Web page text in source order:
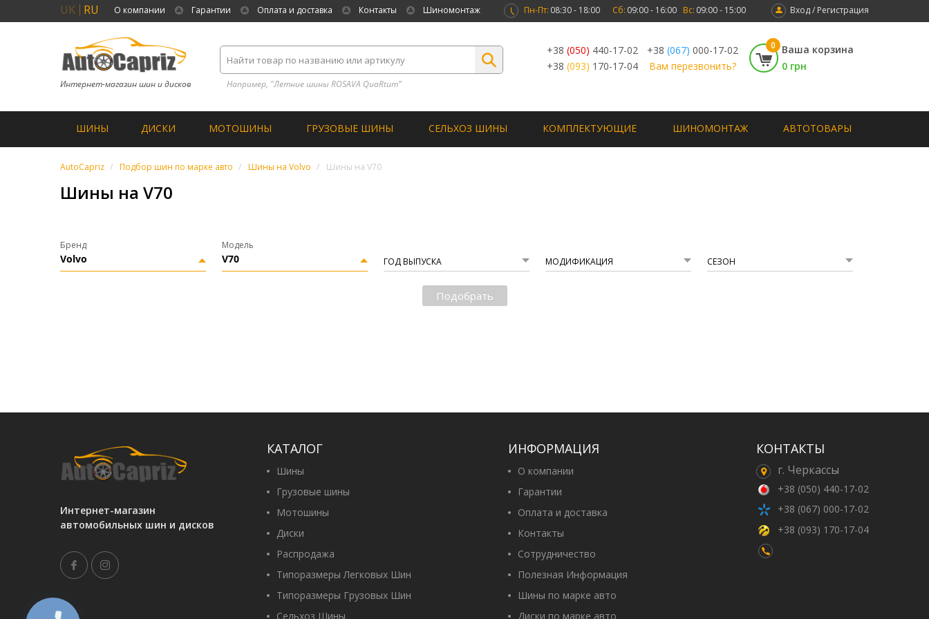
UK RU О компании Гарантии Оплата и доставка Контакты Шиномонтаж Вход / Регистрация
Пн-Пт: 08:30 - 18:00 Сб: 09:00 - 16:00 Вс: 09:00 - 15:00
Интернет-магазин шин и дисков Например, "Летние шины ROSAVA QuaRtum”
+38 (050) 440-17-02 +38 (067) 000-17-02
+38 (093) 170-17-04 Вам перезвонить?
0
Ваша корзина
0 грн
ШИНЫ ДИСКИ МОТОШИНЫ ГРУЗОВЫЕ ШИНЫ СЕЛЬХОЗ ШИНЫ КОМПЛЕКТУЮЩИЕ ШИНОМОНТАЖ АВТОТОВАРЫ
AutoCapriz Подбор шин по марке авто Шины на Volvo Шины на V70
Шины на V70
Бренд
Volvo
Модель
V70 ГОД ВЫПУСКА МОДИФИКАЦИЯ СЕЗОН
Подобрать
Интернет-магазин
автомобильных шин и дисков
КАТАЛОГ
Шины
Грузовые шины
Мотошины
Диски
Распродажа
Типоразмеры Легковых Шин
Типоразмеры Грузовых Шин
Сельхоз Шины
ИНФОРМАЦИЯ
О компании
Гарантии
Оплата и доставка
Контакты
Сотрудничество
Полезная Информация
Шины по марке авто
Диски по марке авто
КОНТАКТЫ
г. Черкассы
+38 (050) 440-17-02
+38 (067) 000-17-02
+38 (093) 170-17-04